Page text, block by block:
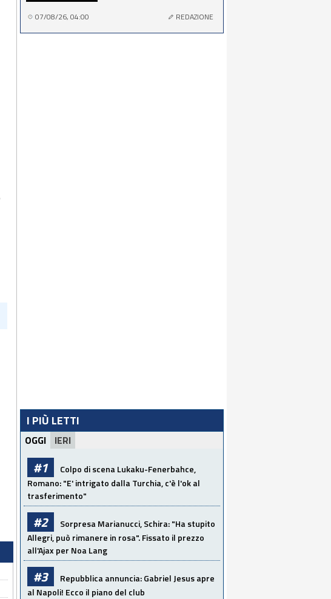
07/08/26, 04:00 REDAZIONE
I PIÙ LETTI
OGGI IERI
#1
Colpo di scena Lukaku-Fenerbahce,
Romano: "E' intrigato dalla Turchia, c'è l'ok al
trasferimento"
#2
Sorpresa Marianucci, Schira: "Ha stupito
Allegri, può rimanere in rosa". Fissato il prezzo
all'Ajax per Noa Lang
#3
Repubblica annuncia: Gabriel Jesus apre
al Napoli! Ecco il piano del club